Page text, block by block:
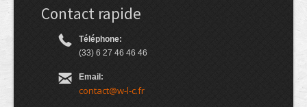
Contact rapide
Téléphone:
(33) 6 27 46 46 46
Email:
contact@w-l-c.fr